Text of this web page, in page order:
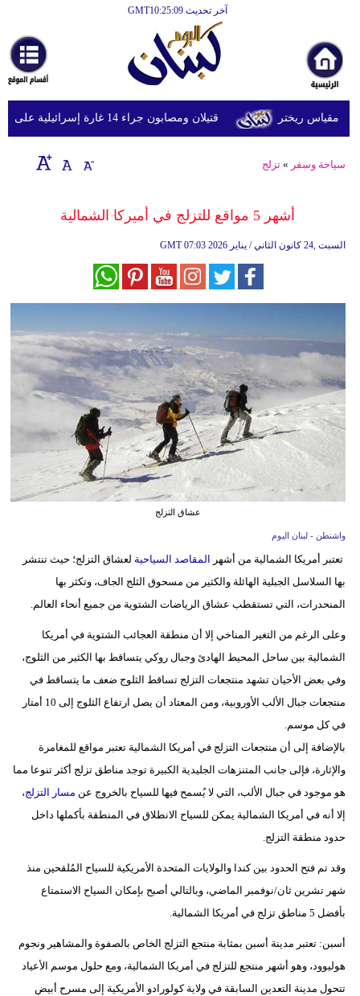
آخر تحديث GMT10:25:09
أخبارعاجلة
رياضة
ثقافة
إقتصاد
وموسيقى
سياحة
وسفر
ديكور
أخبار
إعلام
إسلامية
وتكنولوجيا
بيئة
أبراج
فيديو
قتيلان ومصابون جراء 14 غارة إسرائيلية على شرق وجنوب لبنان
سياحة وسفر »تزلج
أشهر 5 مواقع للتزلج في أميركا الشمالية
GMT 07:03 2026 السبت ,24 كانون الثاني / يناير
عشاق التزلج
واشنطن - لبنان اليوم
تعتبر أمريكا الشمالية من أشهر المقاصد السياحية لعشاق التزلج؛ حيث تنتشر
بها السلاسل الجبلية الهائلة والكثير من مسحوق الثلج الجاف، وتكثر بها
المنحدرات، التي تستقطب عشاق الرياضات الشتوية من جميع أنحاء العالم.
وعلى الرغم من التغير المناخي إلا أن منطقة العجائب الشتوية في أمريكا
الشمالية بين ساحل المحيط الهادئ وجبال روكي يتساقط بها الكثير من الثلوج،
وفي بعض الأحيان تشهد منتجعات التزلج تساقط الثلوج ضعف ما يتساقط في
منتجعات جبال الألب الأوروبية، ومن المعتاد أن يصل ارتفاع الثلوج إلى 10 أمتار
في كل موسم.
بالإضافة إلى أن منتجعات التزلج في أمريكا الشمالية تعتبر مواقع للمغامرة
والإثارة، فإلى جانب المتنزهات الجليدية الكبيرة توجد مناطق تزلج أكثر تنوعا مما
هو موجود في جبال الألب، التي لا يُسمح فيها للسياح بالخروج عن مسار التزلج،
إلا أنه في أمريكا الشمالية يمكن للسياح الانطلاق في المنطقة بأكملها داخل
حدود منطقة التزلج.
وقد تم فتح الحدود بين كندا والولايات المتحدة الأمريكية للسياح المُلقحين منذ
شهر تشرين ثان/نوفمبر الماضي، وبالتالي أصبح بإمكان السياح الاستمتاع
بأفضل 5 مناطق تزلج في أمريكا الشمالية.
أسبن: تعتبر مدينة أسبن بمثابة منتجع التزلج الخاص بالصفوة والمشاهير ونجوم
هوليوود، وهو أشهر منتجع للتزلج في أمريكا الشمالية، ومع حلول موسم الأعياد
تتحول مدينة التعدين السابقة في ولاية كولورادو الأمريكية إلى مسرح أبيض